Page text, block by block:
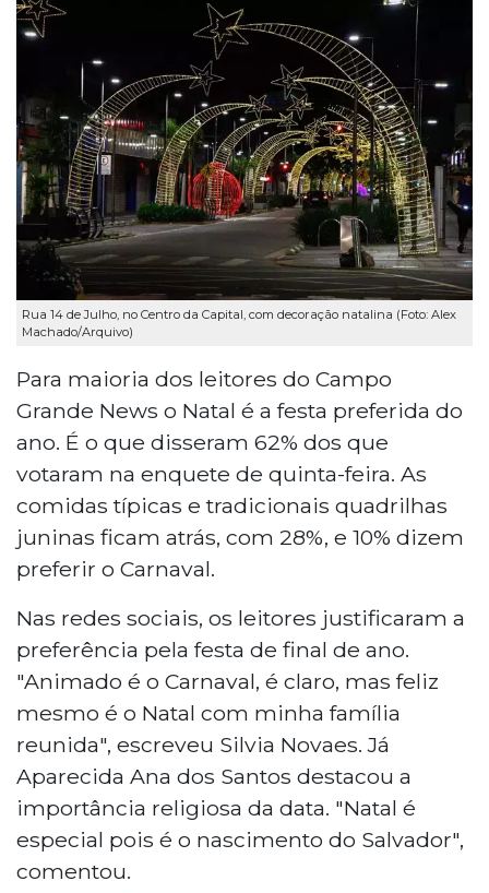
Rua 14 de Julho, no Centro da Capital, com decoração natalina (Foto: Alex
Machado/Arquivo)
Para maioria dos leitores do Campo
Grande News o Natal é a festa preferida do
ano. É o que disseram 62% dos que
votaram na enquete de quinta-feira. As
comidas típicas e tradicionais quadrilhas
juninas ficam atrás, com 28%, e 10% dizem
preferir o Carnaval.
Nas redes sociais, os leitores justificaram a
preferência pela festa de final de ano.
"Animado é o Carnaval, é claro, mas feliz
mesmo é o Natal com minha família
reunida", escreveu Silvia Novaes. Já
Aparecida Ana dos Santos destacou a
importância religiosa da data. "Natal é
especial pois é o nascimento do Salvador",
comentou.